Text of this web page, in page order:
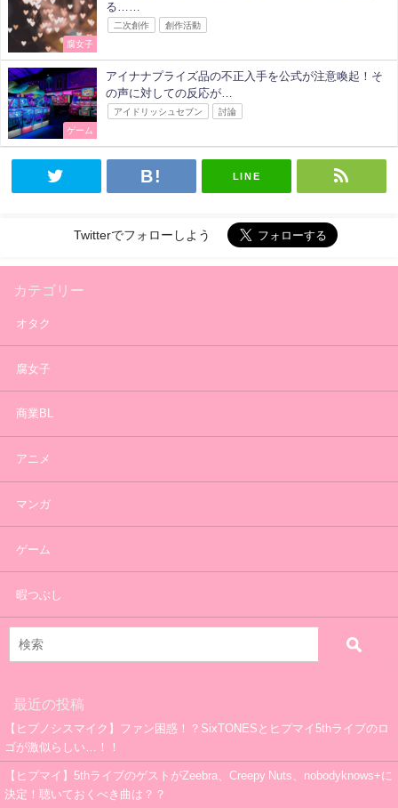
腐女子
る……
二次創作 創作活動
ゲーム
アイナナプライズ品の不正入手を公式が注意喚起！そ
の声に対しての反応が…
アイドリッシュセブン 討論
LINE
Twitterでフォローしよう
カテゴリー
オタク
腐女子
商業BL
アニメ
マンガ
ゲーム
暇つぶし
最近の投稿
【ヒプノシスマイク】ファン困惑！？SixTONESとヒプマイ5thライブのロ
ゴが激似らしい…！！
【ヒプマイ】5thライブのゲストがZeebra、Creepy Nuts、nobodyknows+に
決定！聴いておくべき曲は？？